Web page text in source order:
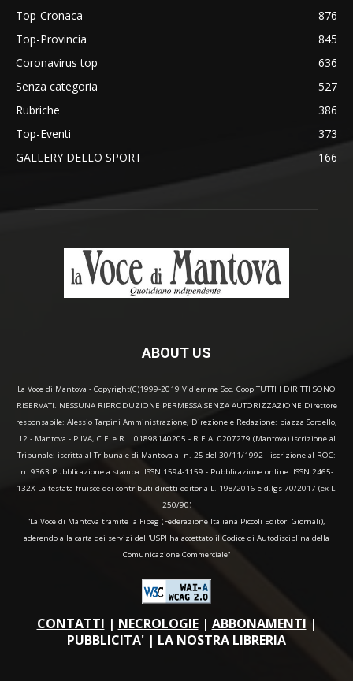
Top-Cronaca
876
Top-Provincia
845
Coronavirus top
636
Senza categoria
527
Rubriche
386
Top-Eventi
373
GALLERY DELLO SPORT
166
ABOUT US
La Voce di Mantova - Copyright(C)1999-2019 Vidiemme Soc. Coop TUTTI I DIRITTI SONO
RISERVATI. NESSUNA RIPRODUZIONE PERMESSA SENZA AUTORIZZAZIONE Direttore
responsabile: Alessio Tarpini Amministrazione, Direzione e Redazione: piazza Sordello,
12 - Mantova - P.IVA, C.F. e R.I. 01898140205 - R.E.A. 0207279 (Mantova) iscrizione al
Tribunale: iscritta al Tribunale di Mantova al n. 25 del 30/11/1992 - iscrizione al ROC:
n. 9363 Pubblicazione a stampa: ISSN 1594-1159 - Pubblicazione online: ISSN 2465-
132X La testata fruisce dei contributi diretti editoria L. 198/2016 e d.lgs 70/2017 (ex L.
250/90)
“La Voce di Mantova tramite la Fipeg (Federazione Italiana Piccoli Editori Giornali),
aderendo alla carta dei servizi dell'USPI ha accettato il Codice di Autodisciplina della
Comunicazione Commerciale"
CONTATTI | NECROLOGIE| ABBONAMENTI |
PUBBLICITA' | LA NOSTRA LIBRERIA